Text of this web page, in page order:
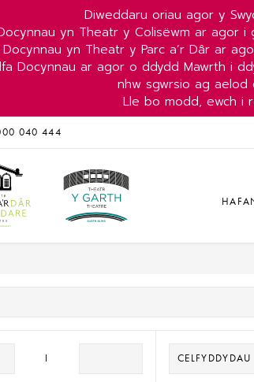
Diweddaru oriau agor y
yn Theatr y Colisëwm ar agor
Docynnau yn Theatr y Parc a’r Dâr ar
Docynnau ar agor o ddydd Mawrth i
nhw sgwrsio ag aelod
Lle bo modd, ewch i
040 444
I